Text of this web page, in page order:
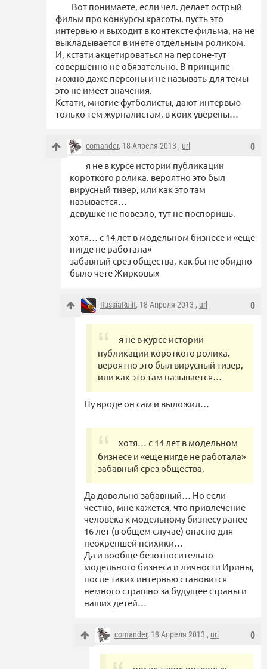
Вот понимаете, если чел. делает острый
фильм про конкурсы красоты, пусть это
интервью и выходит в контексте фильма, на не
выкладывается в инете отдельным роликом.
И, кстати акцетироваться на персоне-тут
совершенно не обязательно. В принципе
можно даже персоны и не называть-для темы
это не имеет значения.
Кстати, многие футболисты, дают интервью
только тем журналистам, в коих уверены…
0
comander, 18 Апреля 2013 , url
я не в курсе истории публикации
короткого ролика. вероятно это был
вирусный тизер, или как это там
называется…
девушке не повезло, тут не поспоришь.
хотя… с 14 лет в модельном бизнесе и «еще
нигде не работала»
забавный срез общества, как бы не обидно
было чете Жирковых
0
RussiaRulit, 18 Апреля 2013 , url
я не в курсе истории
публикации короткого ролика.
вероятно это был вирусный тизер,
или как это там называется…
Ну вроде он сам и выложил…
хотя… с 14 лет в модельном
бизнесе и «еще нигде не работала»
забавный срез общества,
Да довольно забавный… Но если
честно, мне кажется, что привлечение
человека к модельному бизнесу ранее
16 лет (в общем случае) опасно для
неокрепшей психики…
Да и вообще безотносительно
модельного бизнеса и личности Ирины,
после таких интервью становится
немного страшно за будущее страны и
наших детей…
0
comander, 18 Апреля 2013 , url